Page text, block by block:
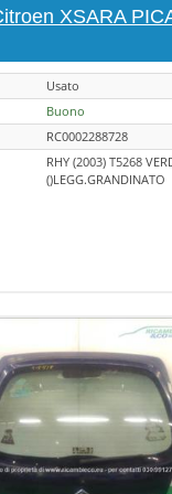
XSARA
Usato
Buono
RC0002288728
RHY (2003) T5268
()LEGG.GRANDINATO